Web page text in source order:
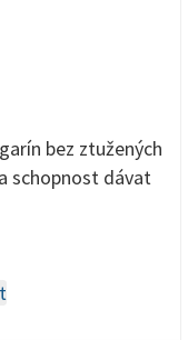
bez ztužených
schopnost dávat